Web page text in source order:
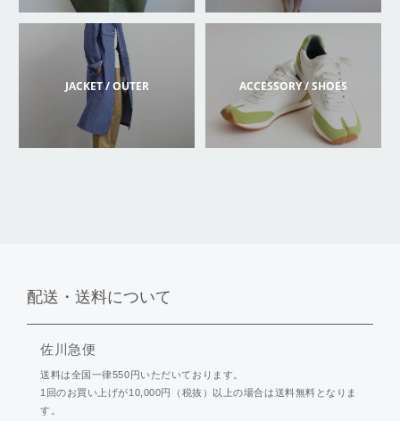
JACKET / OUTER ACCESSORY / SHOES
配送・送料について
佐川急便
送料は全国一律550円いただいております。
1回のお買い上げが10,000円（税抜）以上の場合は送料無料となりま
す。